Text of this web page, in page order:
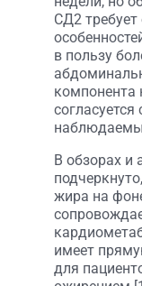
СД2 требует
в пользу
компонента
В обзорах и
жира на
имеет
для